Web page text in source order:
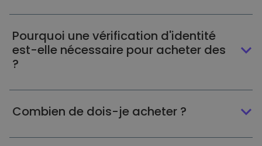
Pourquoi une vérification d'identité
est-elle nécessaire pour acheter des
?
Combien de dois-je acheter ?